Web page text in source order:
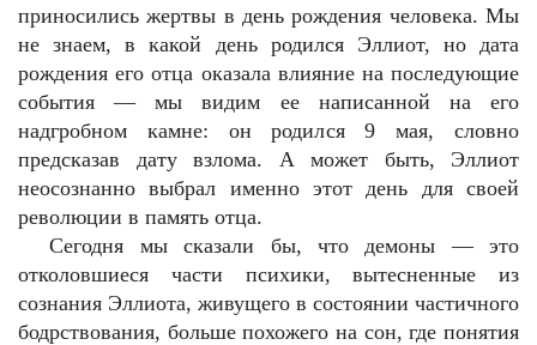
приносились жертвы в день рождения человека. Мы
не знаем, в какой день родился Эллиот, но дата
рождения его отца оказала влияние на последующие
события — мы видим ее написанной на его
надгробном камне: он родился 9 мая, словно
предсказав дату взлома. А может быть, Эллиот
неосознанно выбрал именно этот день для своей
революции в память отца.
Сегодня мы сказали бы, что демоны — это
отколовшиеся части психики, вытесненные из
сознания Эллиота, живущего в состоянии частичного
бодрствования, больше похожего на сон, где понятия